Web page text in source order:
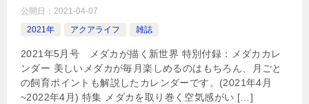
公開日： 2021-04-07
2021年
アクアライフ 雑誌
2021年5月号 メダカが描く新世界 特別付録：メダカカレ
ンダー 美しいメダカが毎月楽しめるのはもちろん、月ごと
の飼育ポイントも解説したカレンダーです。(2021年4月
~2022年4月) 特集 メダカを取り巻く空気感がい […]